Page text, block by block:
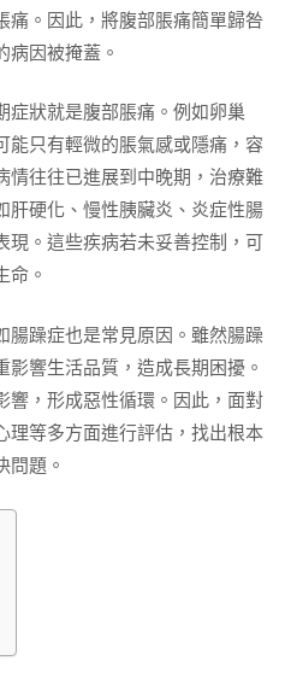
痛。因此，將腹部脹痛簡單歸咎
病因被掩蓋。
症狀就是腹部脹痛。例如卵巢
能只有輕微的脹氣感或隱痛，容
情往往已進展到中晚期，治療難
肝硬化、慢性胰臟炎、炎症性腸
現。這些疾病若未妥善控制，可
命。
腸躁症也是常見原因。雖然腸躁
響生活品質，造成長期困擾。
響，形成惡性循環。因此，面對
理等多方面進行評估，找出根本
問題。